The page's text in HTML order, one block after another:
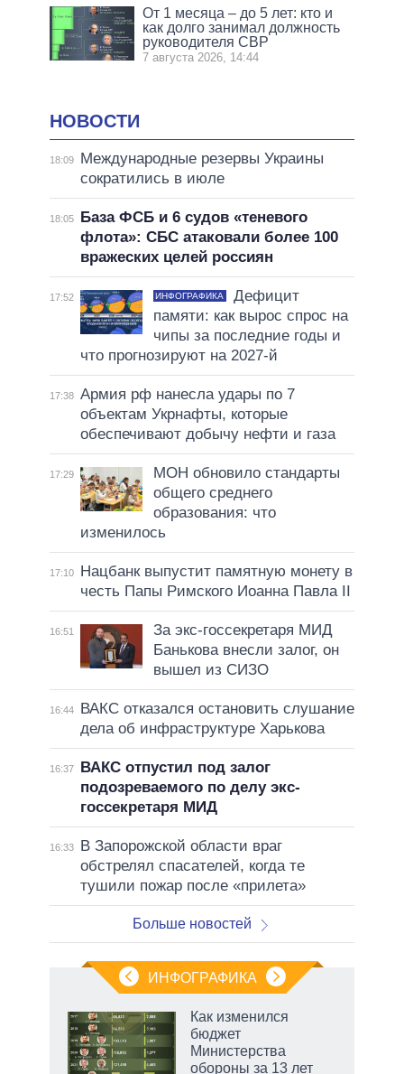
От 1 месяца – до 5 лет: кто и
как долго занимал должность
руководителя СВР
7 августа 2026, 14:44
НОВОСТИ
18:09
Международные резервы Украины
сократились в июле
18:05
База ФСБ и 6 судов «теневого
флота»: СБС атаковали более 100
вражеских целей россиян
17:52 ИНФОГРАФИКА
Дефицит
памяти: как вырос спрос на
чипы за последние годы и
что прогнозируют на 2027-й
17:38 Армия рф нанесла удары по 7
объектам Укрнафты, которые
обеспечивают добычу нефти и газа
17:29
МОН обновило стандарты
общего среднего
образования: что
изменилось
17:10
Нацбанк выпустит памятную монету в
честь Папы Римского Иоанна Павла II
16:51
За экс-госсекретаря МИД
Банькова внесли залог, он
вышел из СИЗО
16:44
ВАКС отказался остановить слушание
дела об инфраструктуре Харькова
16:37
ВАКС отпустил под залог
подозреваемого по делу экс-
госсекретаря МИД
16:33
В Запорожской области враг
обстрелял спасателей, когда те
тушили пожар после «прилета»
Больше новостей
ИНФОГРАФИКА
Как изменился
бюджет
Министерства
обороны за 13 лет